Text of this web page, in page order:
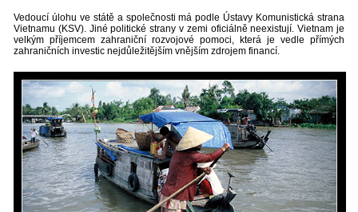
Vedoucí úlohu ve státě a společnosti má podle Ústavy Komunistická strana
Vietnamu (KSV). Jiné politické strany v zemi oficiálně neexistují. Vietnam je
velkým příjemcem zahraniční rozvojové pomoci, která je vedle přímých
zahraničních investic nejdůležitějším vnějším zdrojem financí.